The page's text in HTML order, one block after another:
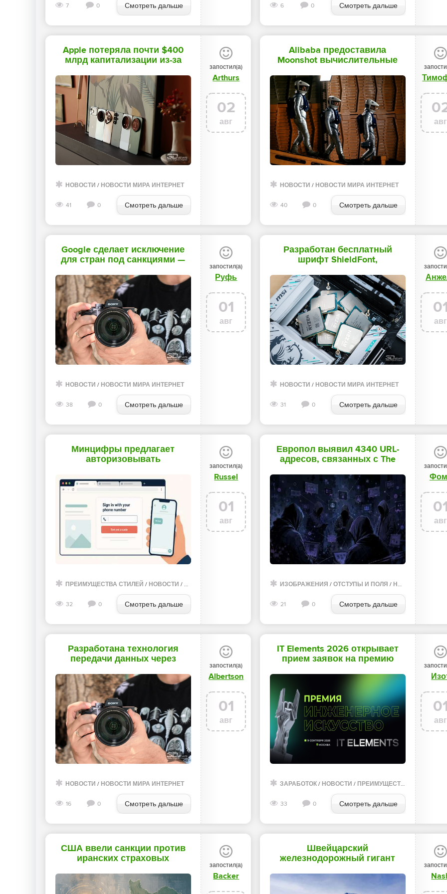
7 0 Смотреть дальше 6 0 Смотреть дальше
Apple потеряла почти $400
млрд капитализации из-за
«Новости сети»
НОВОСТИ / НОВОСТИ МИРА ИНТЕРНЕТ
41 0 Смотреть дальше
запостил(а)
Arthurs
02
авг
Alibaba предоставила
Moonshot вычислительные
Nvidia для обучения моделей
Kimi - «Новости сети»
НОВОСТИ / НОВОСТИ МИРА ИНТЕРНЕТ
40 0 Смотреть дальше
авг
Google сделает исключение
для стран под санкциями —
будут проверять - «Новости
сети»
НОВОСТИ / НОВОСТИ МИРА ИНТЕРНЕТ
38 0 Смотреть дальше
запостил(а)
Руфь
01
авг
Разработан бесплатный
шрифт ShieldFont,
осмысленный контент чушью
- «Новости сети»
НОВОСТИ / НОВОСТИ МИРА ИНТЕРНЕТ
31 0 Смотреть дальше
01
авг
Минцифры предлагает
авторизовывать
иностранных сайтах по
номеру телефона - «Новости»
ПРЕИМУЩЕСТВА СТИЛЕЙ / НОВОСТИ / ОТСТУПЫ И ПОЛЯ САЙТОСТРОЕНИЕ/ИЗОБРАЖЕНИЯ
32 0 Смотреть дальше
запостил(а)
Russel
01
авг
Европол выявил 4340 URL-
адресов, связанных с The
ИЗОБРАЖЕНИЯ / ОТСТУПЫ И ПОЛЯ / НОВОСТИ
21 0 Смотреть дальше
01
авг
Разработана технология
передачи данных через
60 FPS обеспечивают до 190
Кбайт/с - «Новости сети»
НОВОСТИ / НОВОСТИ МИРА ИНТЕРНЕТ
16 0 Смотреть дальше
запостил(а)
Albertson
01
авг
IT Elements 2026 открывает
прием заявок на премию
«Новости»
ЗАРАБОТОК/ НОВОСТИ / ПРЕИМУЩЕСТВА СТИЛЕЙ
33 0 Смотреть дальше
01
авг
США ввели санкции против
иранских страховых
оплату в BTC за защиту в
Ормузском проливе -
запостил(а)
Backer
Швейцарский
железнодорожный гигант
вымогателям - «Новости»